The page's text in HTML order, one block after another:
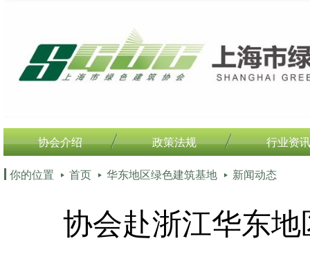
协会介绍 政策法规 行业资
你的位置 首页 华东地区绿色建筑基地 新闻动态
协会赴浙江华东